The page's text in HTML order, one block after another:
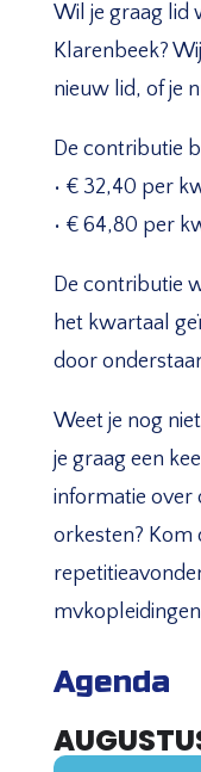
Wil je graag lid
Klarenbeek?
nieuw lid, of je
De contributie
• € 32,40 per
• € 64,80 per
De contributie
het kwartaal
door
Weet je nog
je graag een
informatie over
orkesten? Kom
Agenda